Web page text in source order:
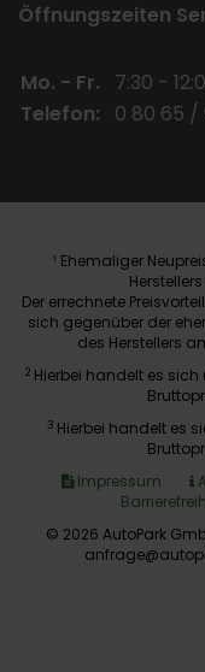
Öffnungszeiten
Mo. - Fr.
7:30 -
Telefon:
0 80 65
1 Ehemaliger
Der errechnete
sich gegenüber der
des Herstellers
2 Hierbei handelt es
3 Hierbei handelt es
Impressum
© 2026 AutoPark